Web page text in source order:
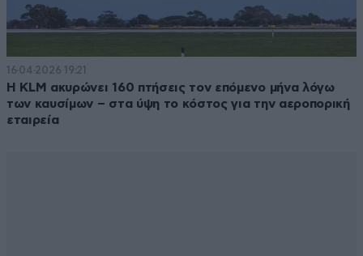
16·04·2026 19:21
Η KLM ακυρώνει 160 πτήσεις τον επόμενο μήνα λόγω
των καυσίμων – στα ύψη το κόστος για την αεροπορική
εταιρεία